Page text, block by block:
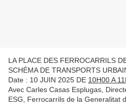
LA PLACE DES FERROCARRILS
SCHÉMA DE TRANSPORTS
Date : 10 JUIN 2025 DE 10H00 A
Avec Carles Casas Esplugas,
ESG, Ferrocarrils de la Generalitat